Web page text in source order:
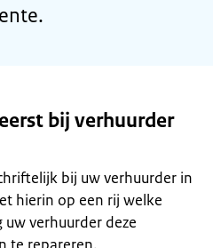
bij verhuurder
bij uw verhuurder in
hierin op een rij welke
uw verhuurder deze